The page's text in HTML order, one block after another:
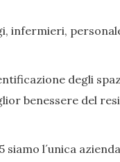
infermieri,
degli
benessere del
siamo l´unica